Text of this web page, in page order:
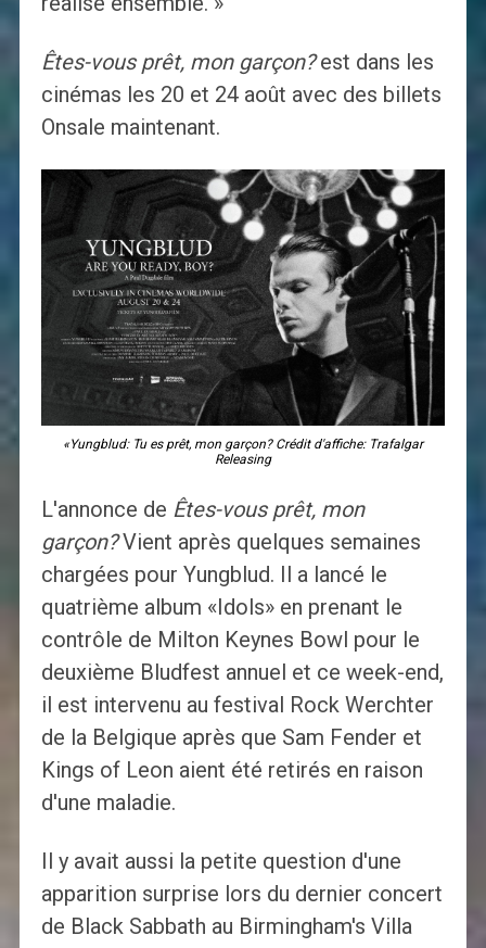
Êtes-vous prêt, mon garçon?est dans les
cinémas les 20 et 24 août avec des billets
Onsale maintenant.
«Yungblud: Tu es prêt, mon garçon? Crédit d'affiche: Trafalgar
Releasing
L'annonce de Êtes-vous prêt, mon
garçon?Vient après quelques semaines
chargées pour Yungblud. Il a lancé le
quatrième album «Idols» en prenant le
contrôle de Milton Keynes Bowl pour le
deuxième Bludfest annuel et ce week-end,
il est intervenu au festival Rock Werchter
de la Belgique après que Sam Fender et
Kings of Leon aient été retirés en raison
d'une maladie.
Il y avait aussi la petite question d'une
apparition surprise lors du dernier concert
de Black Sabbath au Birmingham's Villa